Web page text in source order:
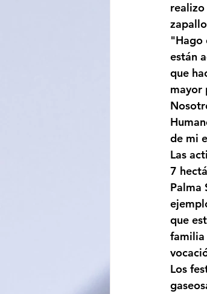
"Hago
están
que
mayor
de mi
Las
7
Palma
que
familia
Los